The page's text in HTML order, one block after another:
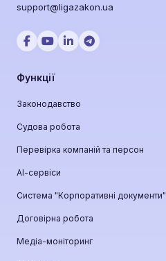
support@ligazakon.ua
Функції
Законодавство
Судова робота
Перевірка компаній та персон
АІ-сервіси
Система "Корпоративні документи"
Договірна робота
Медіа-моніторинг